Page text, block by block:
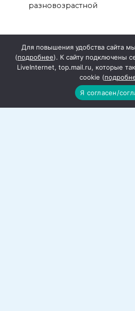
разновозрастной
Для повышения удобства сайта
(подробнее). К сайту подключены
LiveInternet, top.mail.ru, которые
cookie (
Я согласен/